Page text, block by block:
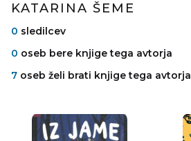
KATARINA ŠEME
0 sledilcev
0 oseb bere knjige tega avtorja
7 oseb želi brati knjige tega avtorja